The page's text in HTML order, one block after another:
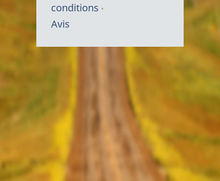
conditions
Avis
Symbole
Canada